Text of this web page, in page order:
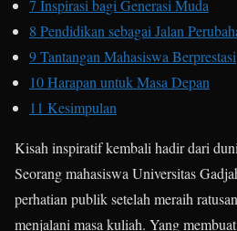
7 Inspirasi bagi Generasi Muda
8 Pendidikan sebagai Jalan
9Tantangan Mahasiswa Berprestasi
10Harapan untuk Masa Depan
11 Kesimpulan
Kisah inspiratif kembali hadir dari
Seorang mahasiswa Universitas
perhatian publik setelah meraih
menjalani masa kuliah. Yang